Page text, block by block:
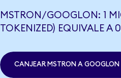
MSTRON/GOOGLON: 1
TOKENIZED) EQUIVALE A
CANJEAR MSTRON A GOOGLON